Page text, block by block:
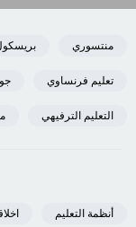
منتسوري
تعليم فرنساوي
التعليم الترفيهي
أنظمة التعليم